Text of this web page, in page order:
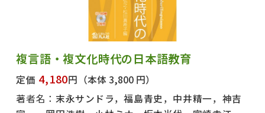
複言語・複文化時代の日本語教育
定価 4,180円 （本体 3,800 円）
著者名： 末永サンドラ，福島青史，中井精一，神吉